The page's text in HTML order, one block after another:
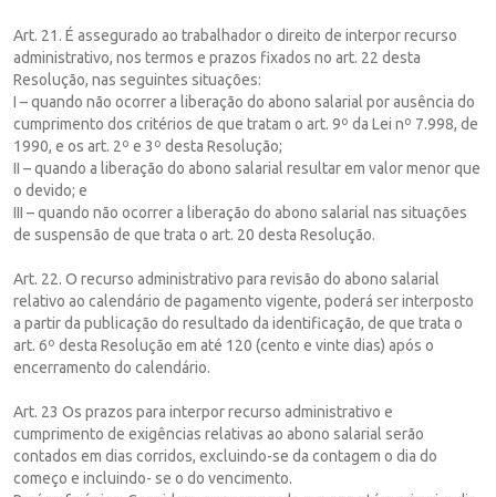
Art. 21. É assegurado ao trabalhador o direito de interpor recurso
administrativo, nos termos e prazos fixados no art. 22 desta
Resolução, nas seguintes situações:
I – quando não ocorrer a liberação do abono salarial por ausência do
cumprimento dos critérios de que tratam o art. 9º da Lei nº 7.998, de
1990, e os art. 2º e 3º desta Resolução;
II – quando a liberação do abono salarial resultar em valor menor que
o devido; e
III – quando não ocorrer a liberação do abono salarial nas situações
de suspensão de que trata o art. 20 desta Resolução.
Art. 22. O recurso administrativo para revisão do abono salarial
relativo ao calendário de pagamento vigente, poderá ser interposto
a partir da publicação do resultado da identificação, de que trata o
art. 6º desta Resolução em até 120 (cento e vinte dias) após o
encerramento do calendário.
Art. 23 Os prazos para interpor recurso administrativo e
cumprimento de exigências relativas ao abono salarial serão
contados em dias corridos, excluindo-se da contagem o dia do
começo e incluindo- se o do vencimento.